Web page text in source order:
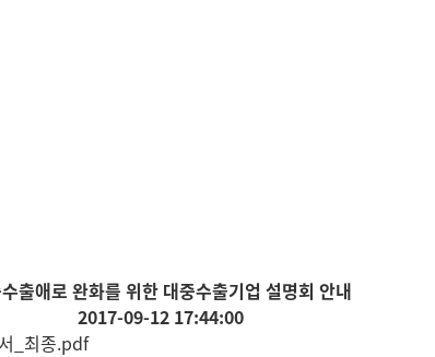
출애로 완화를 위한 대중수출기업 설명회 안내
2017-09-12 17:44:00
_최종.pdf